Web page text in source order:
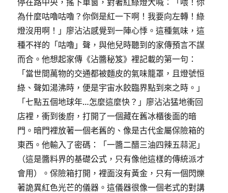
停在路中央，搖下車窗，對著紅綠燈大喊：「喂！你
為什麼咕嚕咕嚕？你倒是紅一下啊！我要向左轉！綠
燈沒用啊！」廖沾沾感覺到一陣心悸。這種氣味，這
種不祥的「咕嚕」聲，與他兒時聽到的家傳預言不謀
而合。他想起家傳《沾醬秘笈》裡記載的第一句：
「當世間萬物的交通都被麵皮的氣味籠罩，且燈號恒
綠、聲如湯沸時，便是宇宙水餃臨界點到來之時。」
「七點五個地球年…怎麼這麼快？」廖沾沾猛地衝回
店裡，衝到後廚，打開了一個藏在舊冰櫃後面的暗
門。暗門裡放著一個老舊的、像是古代金屬保險箱的
東西。他輸入了密碼：「一醬二醋三油四辣五蒜泥」
（這是醬料界的基礎公式，只有像他這樣的傳統派才
會用）。保險箱打開，裡面沒有黃金，只有一個閃爍
著詭異紅色光芒的儀器。這儀器很像一個老式的對講